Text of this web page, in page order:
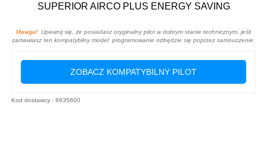
SUPERIOR AIRCO PLUS ENERGY SAVING
Uwaga! Upewnij się, że posiadasz oryginalny pilot w dobrym stanie technicznym, jeśli
zamawiasz ten kompatybilny model: programowanie odbędzie się poprzez samouczenie.
ZOBACZ KOMPATYBILNY PILOT
Kod dostawcy : 8935600